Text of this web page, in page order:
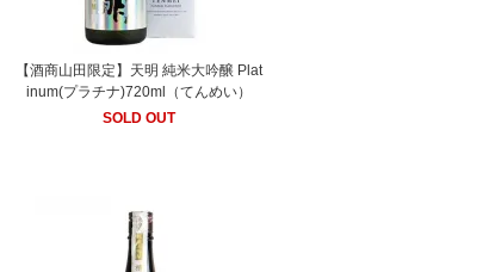
【酒商山田限定】天明 純米大吟醸 Plat
inum(プラチナ)720ml（てんめい）
SOLD OUT